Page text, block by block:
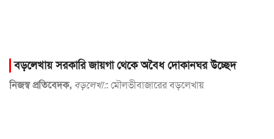
বড়লেখায় সরকারি জায়গা থেকে অবৈধ দোকানঘর উচ্ছেদ
নিজস্ব প্রতিবেদক, বড়লেখা:: মৌলভীবাজারের বড়লেখায়